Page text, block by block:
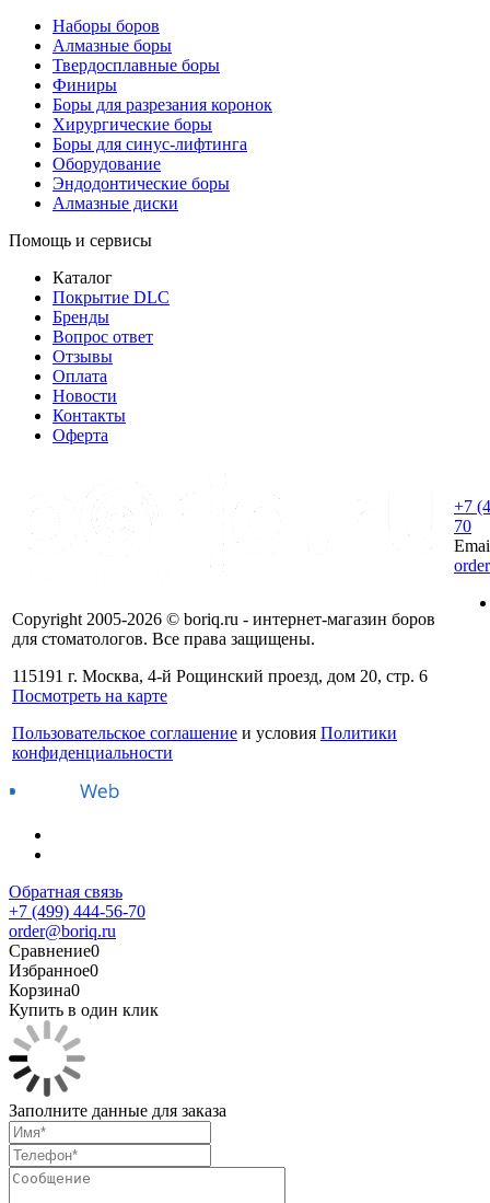
Наборы боров
Алмазные боры
Твердосплавные боры
Финиры
Боры для разрезания коронок
Хирургические боры
Боры для синус-лифтинга
Оборудование
Эндодонтические боры
Алмазные диски
Помощь и сервисы
Каталог
Покрытие DLC
Бренды
Вопрос ответ
Отзывы
Оплата
Новости
Контакты
Оферта
Copyright 2005-2026 © boriq.ru - интернет-магазин боров
для стоматологов. Все права защищены.
115191 г. Москва, 4-й Рощинский проезд, дом 20, стр. 6
Посмотреть на карте
Пользовательское соглашение и условия Политики
конфиденциальности
+7
70
Обратная связь
+7 (499) 444-56-70
order@boriq.ru
Сравнение0
Избранное0
Корзина0
Купить в один клик
Заполните данные для заказа